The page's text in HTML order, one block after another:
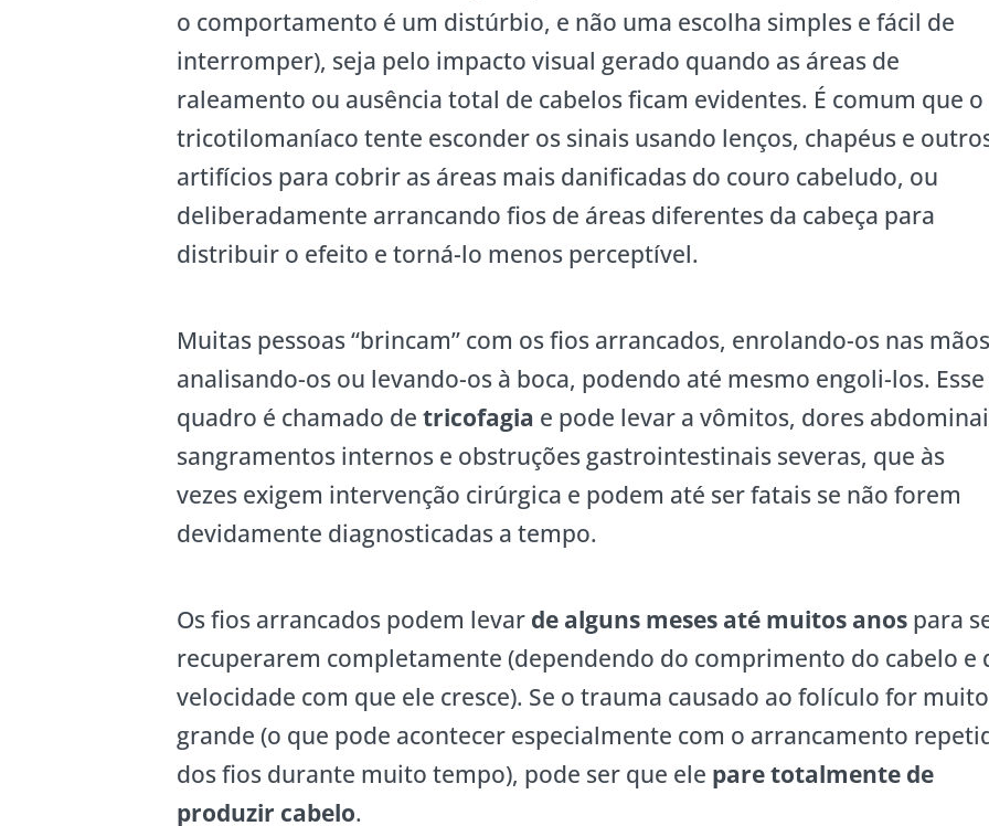
o comportamento é um distúrbio, e não uma escolha simples e fácil de
interromper), seja pelo impacto visual gerado quando as áreas de
raleamento ou ausência total de cabelos ficam evidentes. É comum que o
tricotilomaníaco tente esconder os sinais usando lenços, chapéus e
artifícios para cobrir as áreas mais danificadas do couro cabeludo, ou
deliberadamente arrancando fios de áreas diferentes da cabeça para
distribuir o efeito e torná-lo menos perceptível.
Muitas pessoas “brincam” com os fios arrancados, enrolando-os nas
analisando-os ou levando-os à boca, podendo até mesmo engoli-los. Esse
quadro é chamado detricofagia e pode levar a vômitos, dores
sangramentos internos e obstruções gastrointestinais severas, que às
vezes exigem intervenção cirúrgica e podem até ser fatais se não forem
devidamente diagnosticadas a tempo.
Os fios arrancados podem levar de alguns meses até muitos anos para
recuperarem completamente (dependendo do comprimento do cabelo e
velocidade com que ele cresce). Se o trauma causado ao folículo for muito
grande (o que pode acontecer especialmente com o arrancamento
dos fios durante muito tempo), pode ser que ele pare totalmente de
produzir cabelo.